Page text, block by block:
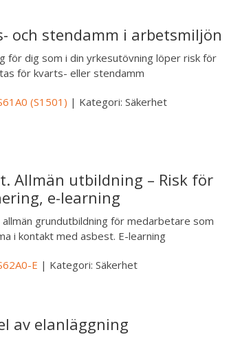
och stendamm i arbetsmiljön
för dig som i din yrkesutövning löper risk för
för kvarts- eller stendamm
(S1501) | Kategori: Säkerhet
Allmän utbildning – Risk för
e-learning
grundutbildning för medarbetare som
i kontakt med asbest. E-learning
E | Kategori: Säkerhet
av elanläggning